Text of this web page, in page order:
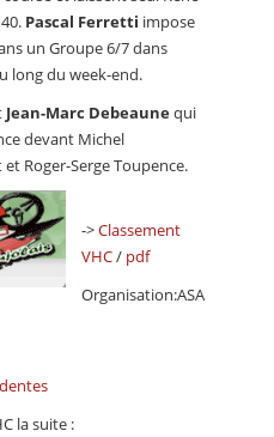
Pascal Ferretti impose
un Groupe 6/7 dans
long du week-end.
Jean-Marc Debeaunequi
devant Michel
Roger-Serge Toupence.
->Classement
VHC/ pdf
Organisation:ASA
la suite :